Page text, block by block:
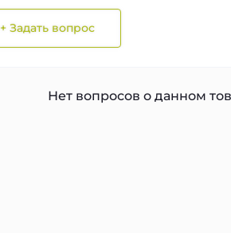
+ Задать вопрос
Нет вопросов о данном